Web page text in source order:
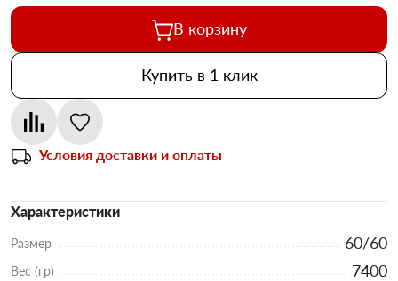
В корзину
Купить в 1 клик
Условия доставки и оплаты
Характеристики
Размер 60/60
Вес (гр) 7400